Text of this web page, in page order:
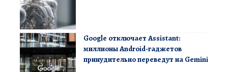
Google отключает Assistant:
миллионы Android-гаджетов
принудительно переведут на Gemini